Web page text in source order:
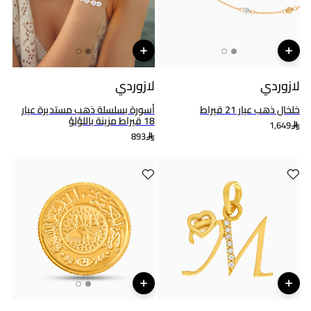
لازوردي
خلخال ذهب عيار 21 قيراط
1,649
لازوردي
أسورة بسلسلة ذهب مستديرة عيار
18 قيراط مزينة باللؤلؤ
893